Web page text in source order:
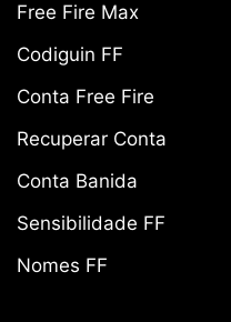
Free Fire Max
Codiguin FF
Conta Free Fire
Recuperar Conta
Conta Banida
Sensibilidade FF
Nomes FF